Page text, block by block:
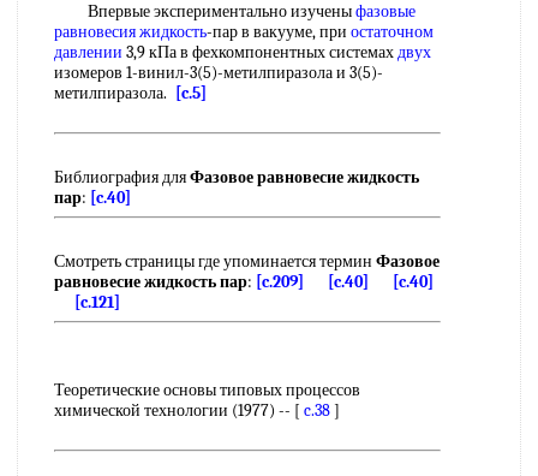
Впервые экспериментально изученыфазовые
равновесия жидкость-пар в вакууме, при остаточном
давлении 3,9 кПа в фехкомпонентных системахдвух
изомеров 1-винил-3(5)-метилпиразола и 3(5)-
метилпиразола.
[c.5]
Библиография дляФазовое равновесие жидкость
пар: [c.40]
Смотреть страницы где упоминается термин Фазовое
равновесие жидкость пар: [c.209] [c.40]
[c.40]
[c.121]
Теоретические основы типовых процессов
химической технологии (1977) -- [ c.38]